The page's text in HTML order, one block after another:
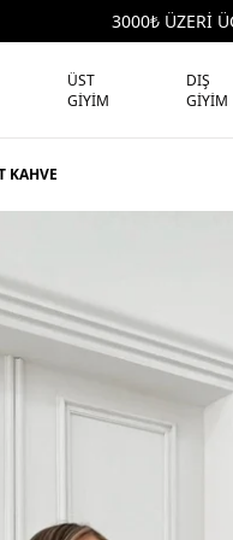
3000₺ ÜZERİ
ÜST
GİYİM
DIŞ
GİYİM
KAHVE